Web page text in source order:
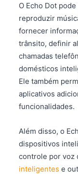
O Echo Dot
reproduzir
fornecer
trânsito, definir
chamadas
domésticos
Ele também
aplicativos
funcionalidades.
Além disso, o
dispositivos
controle por voz
inteligentes e